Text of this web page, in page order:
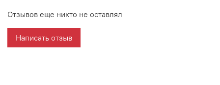
Отзывов еще никто не оставлял
Написать отзыв